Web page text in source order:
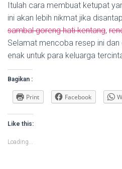
Itulah cara membuat ketupat
ini akan lebih nikmat jika
sambal goreng hati kentang,
Selamat mencoba resep ini
enak untuk para keluarga
Bagikan :
Print Facebook
Like this:
Loading...